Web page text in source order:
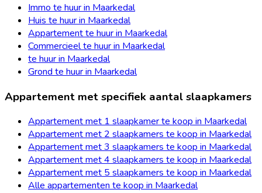
Immo te huur in Maarkedal
Huis te huur in Maarkedal
Appartement te huur in Maarkedal
Commercieel te huur in Maarkedal
te huur in Maarkedal
Grond te huur in Maarkedal
Appartement met specifiek aantal slaapkamers
Appartement met 1 slaapkamer te koop in Maarkedal
Appartement met 2 slaapkamers te koop in Maarkedal
Appartement met 3 slaapkamers te koop in Maarkedal
Appartement met 4 slaapkamers te koop in Maarkedal
Appartement met 5 slaapkamers te koop in Maarkedal
Alle appartementen te koop in Maarkedal